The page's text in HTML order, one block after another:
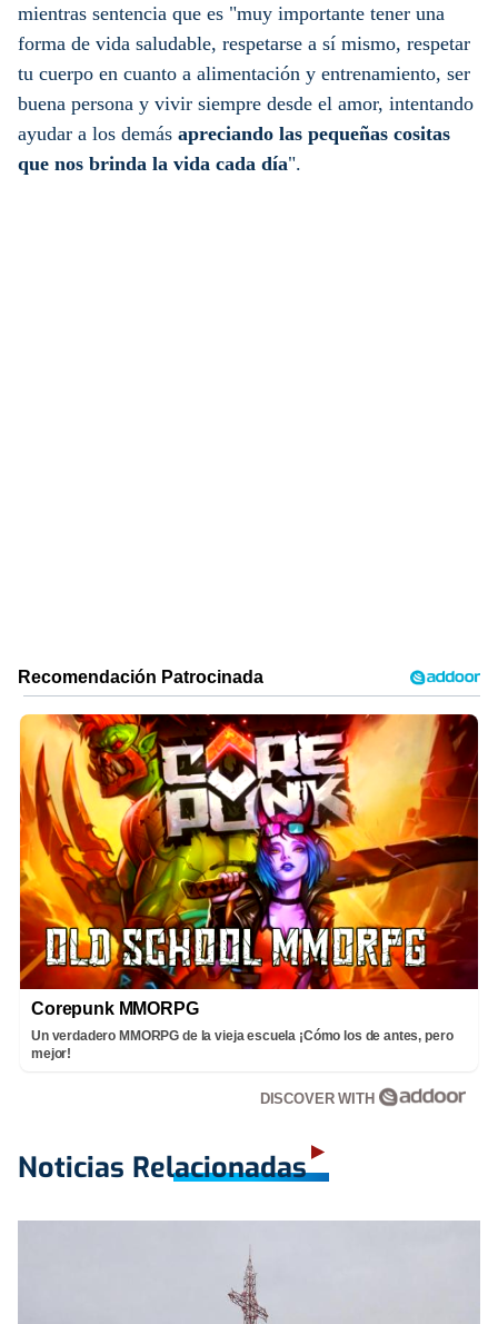
mientras sentencia que es "muy importante tener una
forma de vida saludable, respetarse a sí mismo, respetar
tu cuerpo en cuanto a alimentación y entrenamiento, ser
buena persona y vivir siempre desde el amor, intentando
ayudar a los demás apreciando las pequeñas cositas
que nos brinda la vida cada día".
Corepunk MMORPG
Un verdadero MMORPG de la vieja escuela ¡Cómo los de antes, pero
mejor!
DISCOVER WITH
Noticias Relacionadas